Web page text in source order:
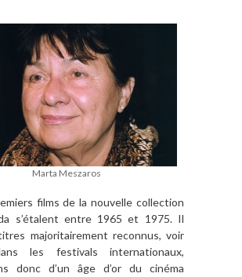
Marta Meszaros
films de la nouvelle collection
s’étalent entre 1965 et 1975. Il
majoritairement reconnus, voir
les festivals internationaux,
donc d’un âge d’or du cinéma